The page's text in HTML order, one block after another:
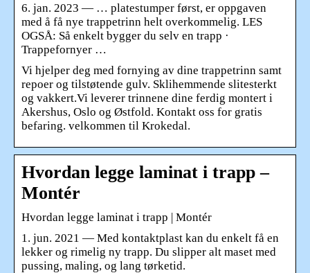
6. jan. 2023 — … platestumper først, er oppgaven
med å få nye trappetrinn helt overkommelig. LES
OGSÅ: Så enkelt bygger du selv en trapp ·
Trappefornyer …
Vi hjelper deg med fornying av dine trappetrinn samt
repoer og tilstøtende gulv. Sklihemmende slitesterkt
og vakkert.Vi leverer trinnene dine ferdig montert i
Akershus, Oslo og Østfold. Kontakt oss for gratis
befaring. velkommen til Krokedal.
Hvordan legge laminat i trapp –
Montér
Hvordan legge laminat i trapp | Montér
1. jun. 2021 — Med kontaktplast kan du enkelt få en
lekker og rimelig ny trapp. Du slipper alt maset med
pussing, maling, og lang tørketid.